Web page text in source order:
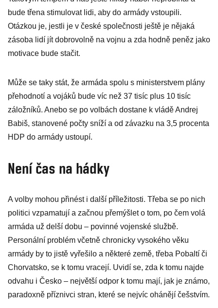
bude třena stimulovat lidi, aby do armády vstoupili.
Otázkou je, jestli je v české společnosti ještě je nějaká
zásoba lidí jít dobrovolně na vojnu a zda hodně peněz jako
motivace bude stačit.
Může se taky stát, že armáda spolu s ministerstvem plány
přehodnotí a vojáků bude víc než 37 tisíc plus 10 tisíc
záložníků. Anebo se po volbách dostane k vládě Andrej
Babiš, stanovené počty sníží a od závazku na 3,5 procenta
HDP do armády ustoupí.
Není čas na hádky
A volby mohou přinést i další příležitosti. Třeba se po nich
politici vzpamatují a začnou přemýšlet o tom, po čem volá
armáda už delší dobu – povinné vojenské službě.
Personální problém včetně chronicky vysokého věku
armády by to jistě vyřešilo a některé země, třeba Pobaltí či
Chorvatsko, se k tomu vracejí. Uvidí se, zda k tomu najde
odvahu i Česko – největší odpor k tomu mají, jak je známo,
paradoxně příznivci stran, které se nejvíc ohánějí češstvím.